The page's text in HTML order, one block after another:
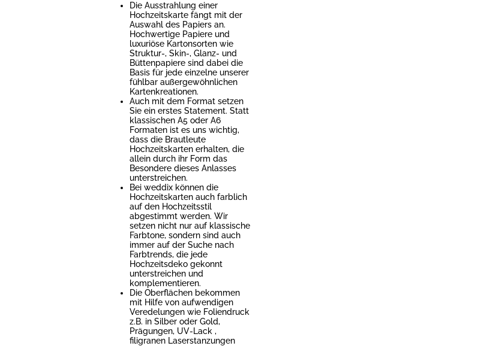
Die Ausstrahlung einer
Hochzeitskarte fängt mit der
Auswahl des Papiers an.
Hochwertige Papiere und
luxuriöse Kartonsorten wie
Struktur-, Skin-, Glanz- und
Büttenpapiere sind dabei die
Basis für jede einzelne unserer
fühlbar außergewöhnlichen
Kartenkreationen.
Auch mit dem Format setzen
Sie ein erstes Statement. Statt
klassischen A5 oder A6
Formaten ist es uns wichtig,
dass die Brautleute
Hochzeitskarten erhalten, die
allein durch ihr Form das
Besondere dieses Anlasses
unterstreichen.
Bei weddix können die
Hochzeitskarten auch farblich
auf den Hochzeitsstil
abgestimmt werden. Wir
setzen nicht nur auf klassische
Farbtone, sondern sind auch
immer auf der Suche nach
Farbtrends, die jede
Hochzeitsdeko gekonnt
unterstreichen und
komplementieren.
Die Oberflächen bekommen
mit Hilfe von aufwendigen
Veredelungen wie Foliendruck
z.B. in Silber oder Gold,
Prägungen, UV-Lack ,
filigranen Laserstanzungen